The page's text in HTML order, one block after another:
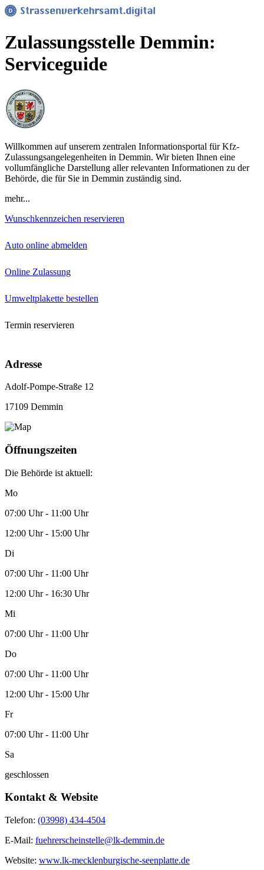
Zulassungsstelle Demmin:
Serviceguide
Willkommen auf unserem zentralen Informationsportal für Kfz-
Zulassungsangelegenheiten in Demmin. Wir bieten Ihnen eine
vollumfängliche Darstellung aller relevanten Informationen zu der
Behörde, die für Sie in Demmin zuständig sind.
mehr...
Wunschkennzeichen reservieren
Auto online abmelden
Online Zulassung
Umweltplakette bestellen
Termin reservieren
Adresse
Adolf-Pompe-Straße 12
17109 Demmin
Öffnungszeiten
Die Behörde ist aktuell:
Mo
07:00 Uhr - 11:00 Uhr
12:00 Uhr - 15:00 Uhr
Di
07:00 Uhr - 11:00 Uhr
12:00 Uhr - 16:30 Uhr
Mi
07:00 Uhr - 11:00 Uhr
Do
07:00 Uhr - 11:00 Uhr
12:00 Uhr - 15:00 Uhr
Fr
07:00 Uhr - 11:00 Uhr
Sa
geschlossen
Kontakt & Website
Telefon: (03998) 434-4504
E-Mail: fuehrerscheinstelle@lk-demmin.de
Website: www.lk-mecklenburgische-seenplatte.de